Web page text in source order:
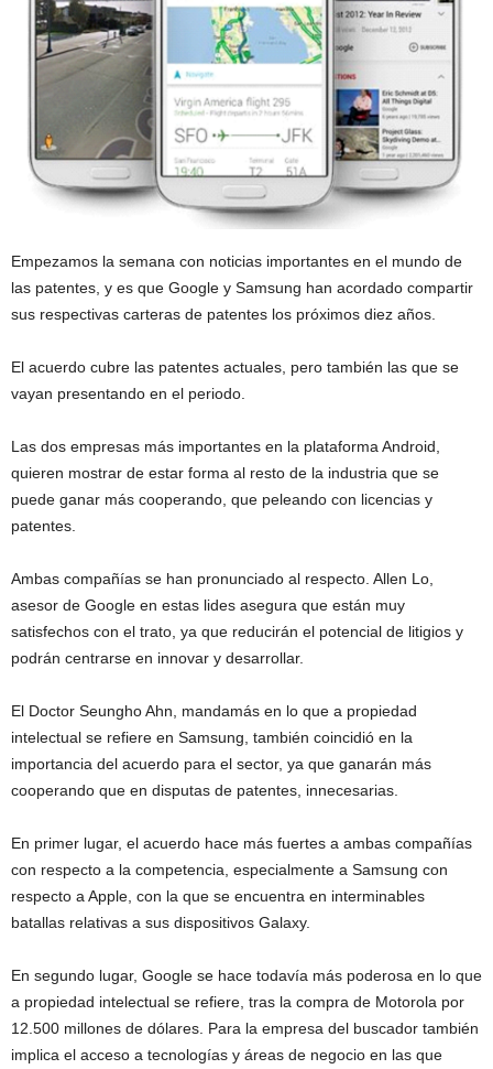
Empezamos la semana con noticias importantes en el mundo de
las patentes, y es que Google y Samsung han acordado compartir
sus respectivas carteras de patentes los próximos diez años.
El acuerdo cubre las patentes actuales, pero también las que se
vayan presentando en el periodo.
Las dos empresas más importantes en la plataforma Android,
quieren mostrar de estar forma al resto de la industria que se
puede ganar más cooperando, que peleando con licencias y
patentes.
Ambas compañías se han pronunciado al respecto. Allen Lo,
asesor de Google en estas lides asegura que están muy
satisfechos con el trato, ya que reducirán el potencial de litigios y
podrán centrarse en innovar y desarrollar.
El Doctor Seungho Ahn, mandamás en lo que a propiedad
intelectual se refiere en Samsung, también coincidió en la
importancia del acuerdo para el sector, ya que ganarán más
cooperando que en disputas de patentes, innecesarias.
En primer lugar, el acuerdo hace más fuertes a ambas compañías
con respecto a la competencia, especialmente a Samsung con
respecto a Apple, con la que se encuentra en interminables
batallas relativas a sus dispositivos Galaxy.
En segundo lugar, Google se hace todavía más poderosa en lo que
a propiedad intelectual se refiere, tras la compra de Motorola por
12.500 millones de dólares. Para la empresa del buscador también
implica el acceso a tecnologías y áreas de negocio en las que